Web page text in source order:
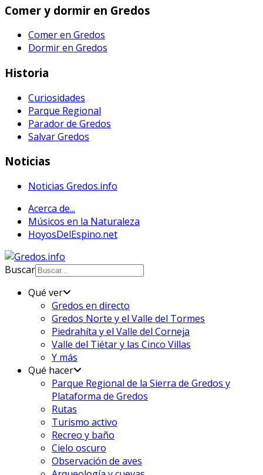
Comer y dormir en Gredos
Comer en Gredos
Dormir en Gredos
Historia
Curiosidades
Parque Regional
Parador de Gredos
Salvar Gredos
Noticias
Noticias Gredos.info
Acerca de...
Músicos en la Naturaleza
HoyosDelEspino.net
Buscar
Qué ver
Gredos en directo
Gredos Norte y el Valle del Tormes
Piedrahíta y el Valle del Corneja
Valle del Tiétar y las Cinco Villas
Y más
Qué hacer
Parque Regional de la Sierra de Gredos y
Plataforma de Gredos
Rutas
Turismo activo
Recreo y baño
Cielo oscuro
Observación de aves